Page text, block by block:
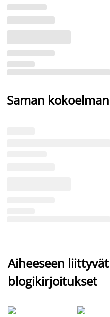
Saman
Aiheeseen
blogikirjoitukset